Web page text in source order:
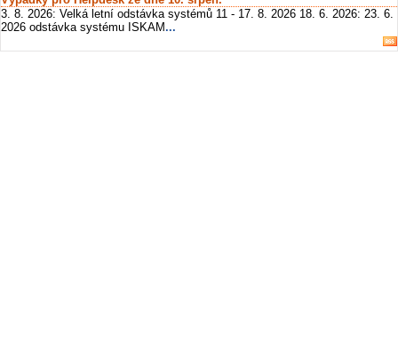
3. 8. 2026: Velká letní odstávka systémů 11 - 17. 8. 2026 18. 6. 2026: 23. 6.
2026 odstávka systému ISKAM...